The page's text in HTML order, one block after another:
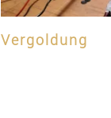
Vergoldung